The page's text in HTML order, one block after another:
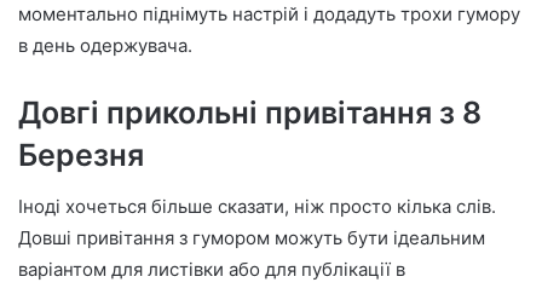
моментально піднімуть настрій і додадуть трохи гумору
в день одержувача.
Довгі прикольні привітання з 8
Березня
Іноді хочеться більше сказати, ніж просто кілька слів.
Довші привітання з гумором можуть бути ідеальним
варіантом для листівки або для публікації в